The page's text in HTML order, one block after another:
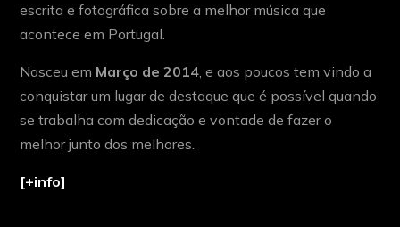
escrita e fotográfica sobre a melhor música que
acontece em Portugal.
Nasceu em Março de 2014, e aos poucos tem vindo a
conquistar um lugar de destaque que é possível quando
se trabalha com dedicação e vontade de fazer o
melhor junto dos melhores.
[+info]